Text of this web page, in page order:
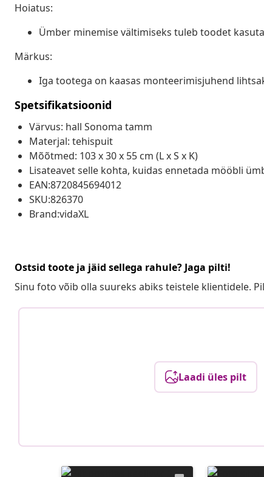
Hoiatus:
Ümber minemise vältimiseks tuleb toodet
Märkus:
Iga tootega on kaasas monteerimisjuhend
Spetsifikatsioonid
Värvus: hall Sonoma tamm
Materjal: tehispuit
Mõõtmed: 103 x 30 x 55 cm (L x S x K)
Lisateavet selle kohta, kuidas ennetada mööbli
EAN:8720845694012
SKU:826370
Brand:vidaXL
Ostsid toote ja jäid sellega rahule? Jaga pilti!
Sinu foto võib olla suureks abiks teistele klientidele.
Laadi üles pilt